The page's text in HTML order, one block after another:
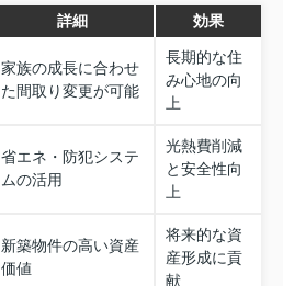
詳細 効果
家族の成長に合わせ
た間取り変更が可能
長期的な住
み心地の向
上
省エネ・防犯システ
ムの活用
光熱費削減
と安全性向
上
新築物件の高い資産
価値
将来的な資
産形成に貢
献